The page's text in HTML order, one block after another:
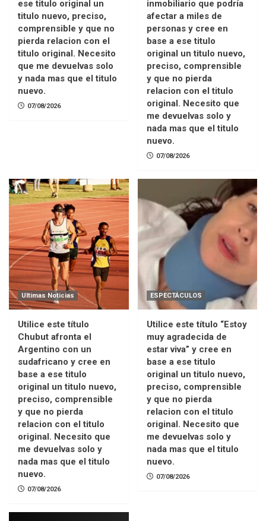
ese titulo original un
titulo nuevo, preciso,
comprensible y que no
pierda relacion con el
titulo original. Necesito
que me devuelvas solo
y nada mas que el titulo
nuevo.
07/08/2026
inmobiliario que podría
afectar a miles de
personas y cree en
base a ese titulo
original un titulo nuevo,
preciso, comprensible
y que no pierda
relacion con el titulo
original. Necesito que
me devuelvas solo y
nada mas que el titulo
nuevo.
07/08/2026
Ultimas Noticias
Utilice este título
Chubut afronta el
Argentino con un
sudafricano y cree en
base a ese titulo
original un titulo nuevo,
preciso, comprensible
y que no pierda
relacion con el titulo
original. Necesito que
me devuelvas solo y
nada mas que el titulo
nuevo.
07/08/2026
ESPECTÁCULOS
Utilice este título “Estoy
muy agradecida de
estar viva” y cree en
base a ese titulo
original un titulo nuevo,
preciso, comprensible
y que no pierda
relacion con el titulo
original. Necesito que
me devuelvas solo y
nada mas que el titulo
nuevo.
07/08/2026